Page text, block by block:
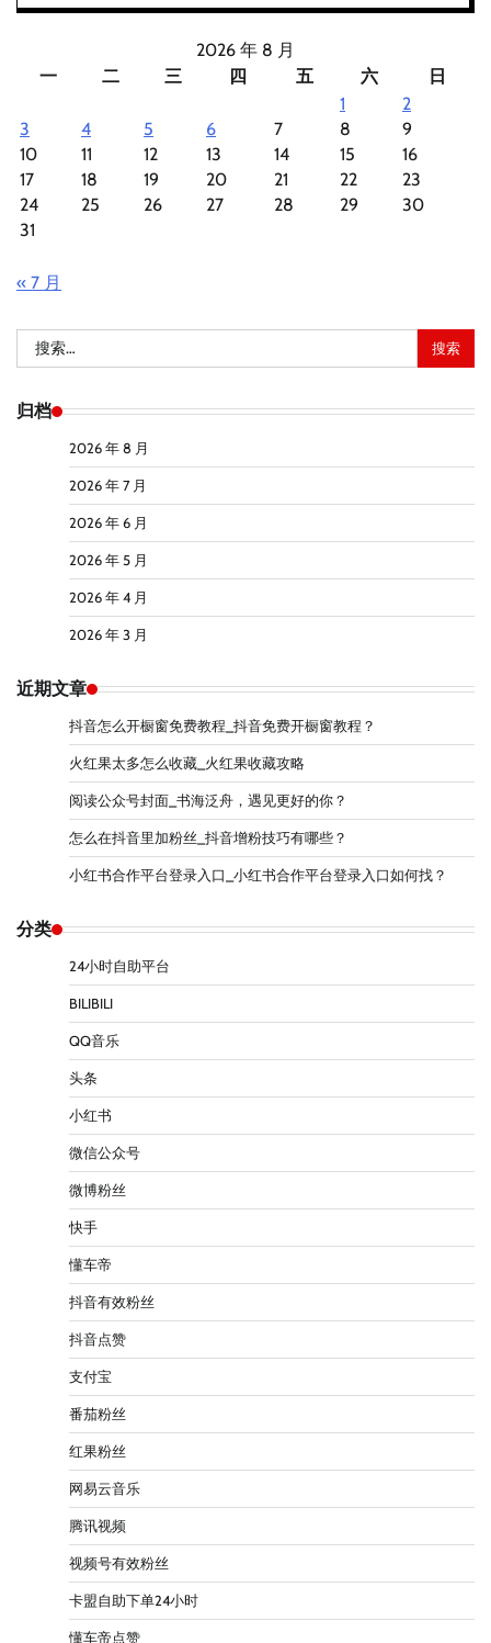
2026 年 8 月
一
二 三 四 五 六
日
1
2
3
4 5 6 7 8
9
10
11 12 13 14 15
16
17
18 19 20 21 22
23
24
25 26 27 28 29
30
31
« 7 月
索：
归档
2026 年 8 月
2026 年 7 月
2026 年 6 月
2026 年 5 月
2026 年 4 月
2026 年 3 月
近期文章
抖音怎么开橱窗免费教程_抖音免费开橱窗教程？
火红果太多怎么收藏_火红果收藏攻略
阅读公众号封面_书海泛舟，遇见更好的你？
怎么在抖音里加粉丝_抖音增粉技巧有哪些？
小红书合作平台登录入口_小红书合作平台登录入口如何找？
分类
24小时自助平台
BILIBILI
QQ音乐
头条
小红书
微信公众号
微博粉丝
快手
懂车帝
抖音有效粉丝
抖音点赞
支付宝
番茄粉丝
红果粉丝
网易云音乐
腾讯视频
视频号有效粉丝
卡盟自助下单24小时
懂车帝点赞